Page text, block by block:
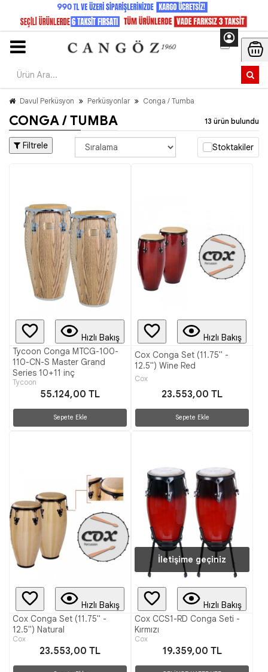
Davul Perküsyon Perküsyonlar Conga / Tumba
CONGA / TUMBA 13 ürün bulundu
Filtrele Stoktakiler
Hızlı Bakış
Tycoon Conga MTCG-100-
110-CN-S Master Grand
Series 10+11 inç
Tycoon
55.124,00 TL
Sepete Ekle
Hızlı Bakış
Cox Conga Set (11.75" -
12.5") Wine Red
Cox
23.553,00 TL
Sepete Ekle
Hızlı Bakış
Cox Conga Set (11.75" -
12.5") Natural
Cox
23.553,00 TL
İletişime geçiniz
Hızlı Bakış
Cox CCS1-RD Conga Seti -
Kırmızı
Cox
19.359,00 TL